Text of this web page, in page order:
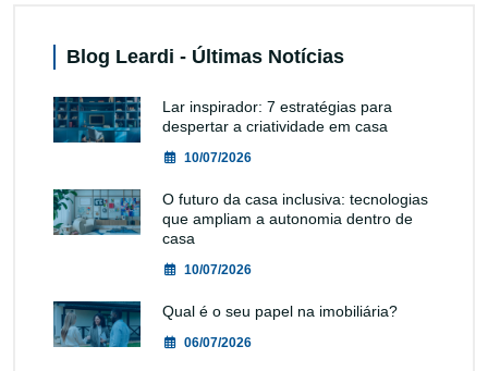
Blog Leardi - Últimas Notícias
Lar inspirador: 7 estratégias para
despertar a criatividade em casa
10/07/2026
O futuro da casa inclusiva: tecnologias
que ampliam a autonomia dentro de
casa
10/07/2026
Qual é o seu papel na imobiliária?
06/07/2026